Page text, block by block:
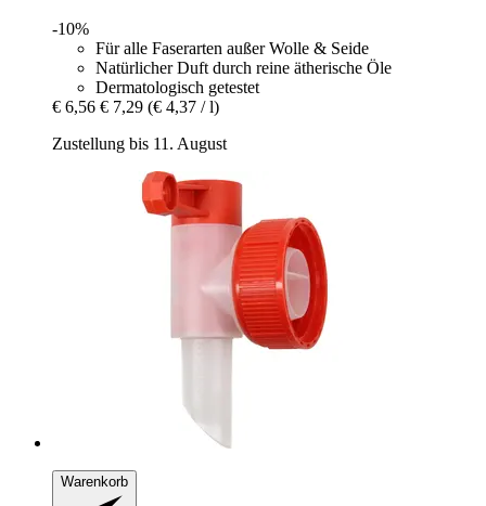
-10%
Für alle Faserarten außer Wolle & Seide
Natürlicher Duft durch reine ätherische Öle
Dermatologisch getestet
€ 6,56 € 7,29 (€ 4,37 / l)
Zustellung bis 11. August
Warenkorb